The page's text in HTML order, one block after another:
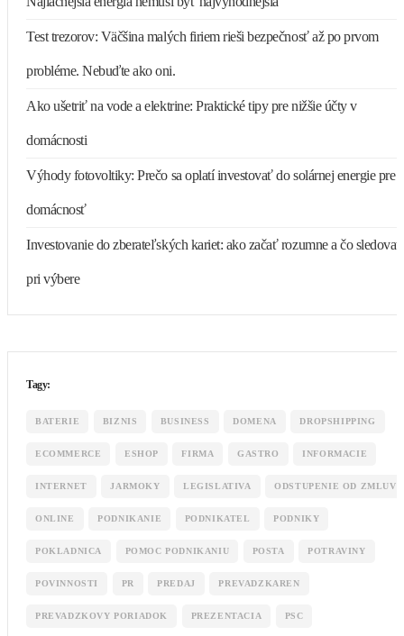
Test trezorov: Väčšina malých firiem rieši bezpečnosť až po prvom
probléme. Nebuďte ako oni.
Ako ušetriť na vode a elektrine: Praktické tipy pre nižšie účty v
domácnosti
Výhody fotovoltiky: Prečo sa oplatí investovať do solárnej energie pre
domácnosť
Investovanie do zberateľských kariet: ako začať rozumne a čo sledovať
pri výbere
Tagy:
BATERIE BIZNIS BUSINESS DOMENA DROPSHIPPING
ECOMMERCE ESHOP FIRMA GASTRO INFORMACIE
INTERNET JARMOKY LEGISLATIVA ODSTUPENIE OD ZMLUVY
ONLINE PODNIKANIE PODNIKATEL PODNIKY
POKLADNICA POMOC PODNIKANIU POSTA POTRAVINY
POVINNOSTI PR PREDAJ PREVADZKAREN
PREVADZKOVY PORIADOK PREZENTACIA PSC